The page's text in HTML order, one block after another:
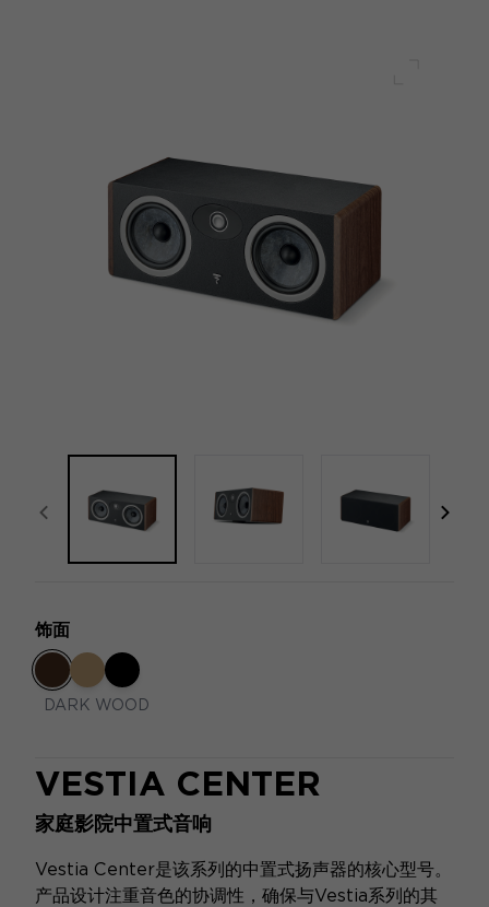
focal-naim-frontent::misc.prev_label
VESTIA CENTER
家庭影院中置式音响
Vestia Center是该系列的中置式扬声器的核心型号。
产品设计注重音色的协调性，确保与Vestia系列的其
饰面
DARK WOOD